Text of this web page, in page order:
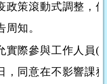
政策滾動式調整，
知。
實際參與工作人員(
，同意在不影響課